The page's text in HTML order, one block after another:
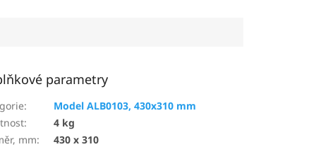
parametry
:
Model ALB0103, 430x310 mm
:
4 kg
mm:
430 x 310